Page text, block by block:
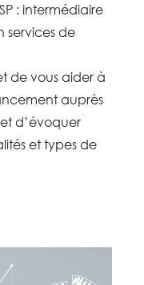
: intermédiaire
services de
de vous aider à
auprès
d’évoquer
et types de